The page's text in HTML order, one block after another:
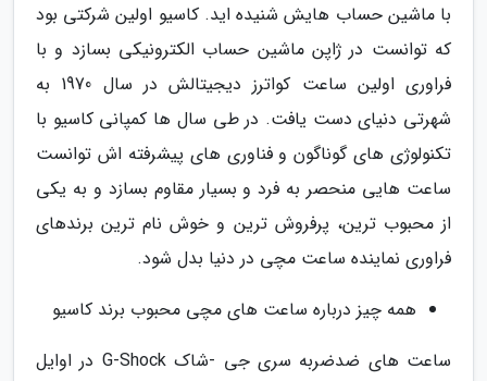
با ماشین حساب هایش شنیده اید. کاسیو اولین شرکتی بود
که توانست در ژاپن ماشین حساب الکترونیکی بسازد و با
فراوری اولین ساعت کواترز دیجیتالش در سال 1970 به
شهرتی دنیای دست یافت. در طی سال ها کمپانی کاسیو با
تکنولوژی های گوناگون و فناوری های پیشرفته اش توانست
ساعت هایی منحصر به فرد و بسیار مقاوم بسازد و به یکی
از محبوب ترین، پرفروش ترین و خوش نام ترین برندهای
فراوری نماینده ساعت مچی در دنیا بدل شود.
همه چیز درباره ساعت های مچی محبوب برند کاسیو
ساعت های ضدضربه سری جی -شاک G-Shock در اوایل